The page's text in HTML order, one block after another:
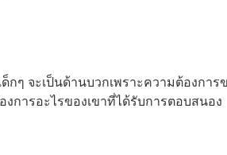
กๆ จะเป็นด้านบวกเพราะความต้องการ
การอะไรของเขาที่ได้รับการตอบสนอง